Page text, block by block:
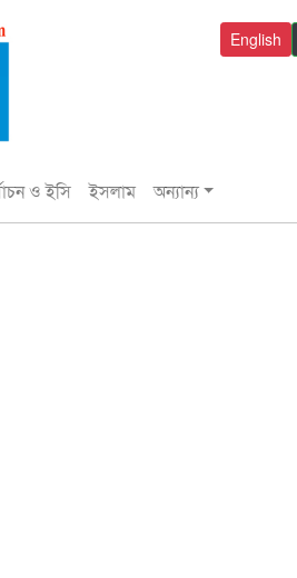
English
ও ইসি ইসলাম অন্যান্য